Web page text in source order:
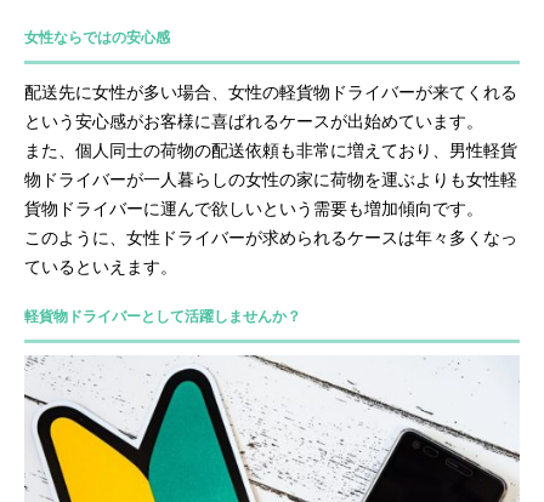
女性ならではの安心感
配送先に女性が多い場合、女性の軽貨物ドライバーが来てくれる
という安心感がお客様に喜ばれるケースが出始めています。
また、個人同士の荷物の配送依頼も非常に増えており、男性軽貨
物ドライバーが一人暮らしの女性の家に荷物を運ぶよりも女性軽
貨物ドライバーに運んで欲しいという需要も増加傾向です。
このように、女性ドライバーが求められるケースは年々多くなっ
ているといえます。
軽貨物ドライバーとして活躍しませんか？